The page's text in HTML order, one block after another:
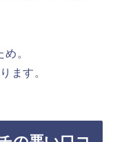
。
ます。